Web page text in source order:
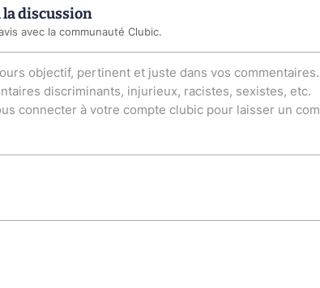
discussion
avec la communauté Clubic.